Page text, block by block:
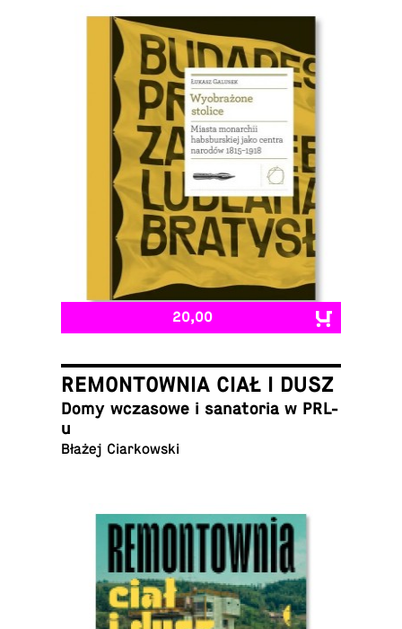
Łukasz Galusek
20,00
REMONTOWNIA CIAŁ I DUSZ
Domy wcza­sowe i sana­to­ria w PRL-
u
Błażej Ciarkowski